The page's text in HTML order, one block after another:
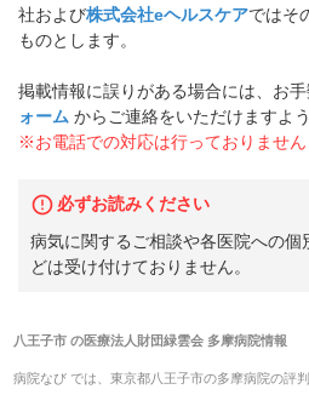
社および株式会社eヘルスケアではそ
ものとします。
掲載情報に誤りがある場合には、お手
ォーム からご連絡をいただけますよ
※お電話での対応は行っておりません
必ずお読みください
病気に関するご相談や各医院への個
どは受け付けておりません。
八王子市の医療法人財団緑雲会 多摩病院情報
病院なび では、 東京都八王子市の多摩病院の評